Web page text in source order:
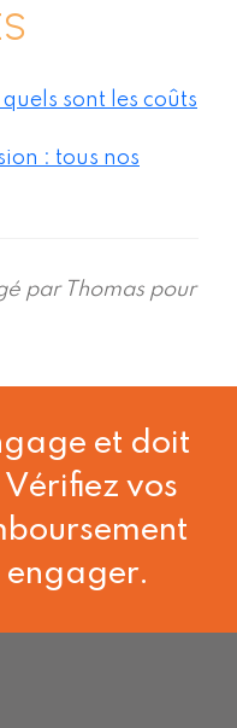
sont les coûts
: tous nos
par Thomas pour
et doit
vos
engager.